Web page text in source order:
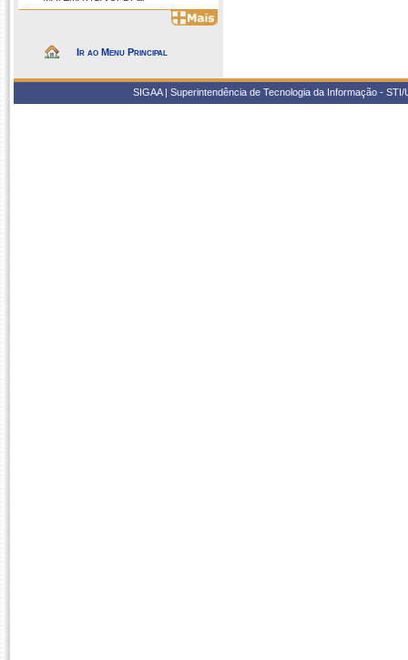
Ir ao Menu Principal
SIGAA | Superintendência de Tecnologia da Informação -